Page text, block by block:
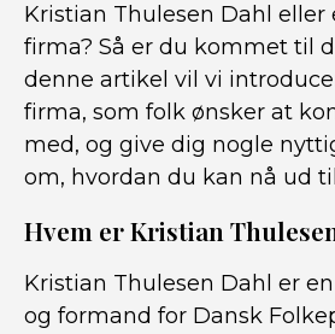
Kristian Thulesen Dahl eller
firma? Så er du kommet til
denne artikel vil vi
firma, som folk ønsker at
med, og give dig nogle
om, hvordan du kan nå ud
Hvem er Kristian
Kristian Thulesen Dahl er
og formand for Dansk